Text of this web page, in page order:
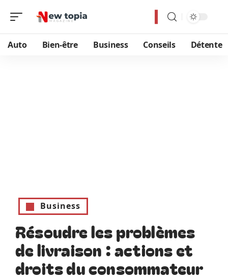
Auto Bien-être Business Conseils Détente
Business
Résoudre les problèmes
de livraison : actions et
droits du consommateur